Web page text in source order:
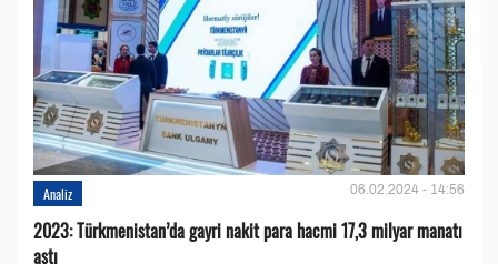
Analiz 06.02.2024 - 14:56
2023: Türkmenistan’da gayri nakit para hacmi 17,3 milyar manatı
aştı